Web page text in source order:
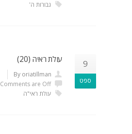
גבורות ה'
9
ספט
עולת ראיה (20)
By oriatillman
Comments are Off
עולת ראי"ה